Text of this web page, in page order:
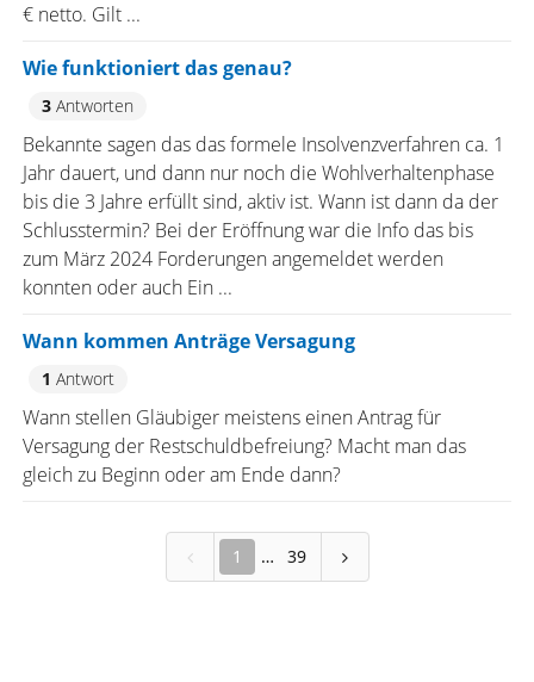
€ netto. Gilt ...
Wie funktioniert das genau?
3Antworten
Bekannte sagen das das formele Insolvenzverfahren ca. 1
Jahr dauert, und dann nur noch die Wohlverhaltenphase
bis die 3 Jahre erfüllt sind, aktiv ist. Wann ist dann da der
Schlusstermin? Bei der Eröffnung war die Info das bis
zum März 2024 Forderungen angemeldet werden
konnten oder auch Ein ...
Wann kommen Anträge Versagung
1 Antwort
Wann stellen Gläubiger meistens einen Antrag für
Versagung der Restschuldbefreiung? Macht man das
gleich zu Beginn oder am Ende dann?
1 39